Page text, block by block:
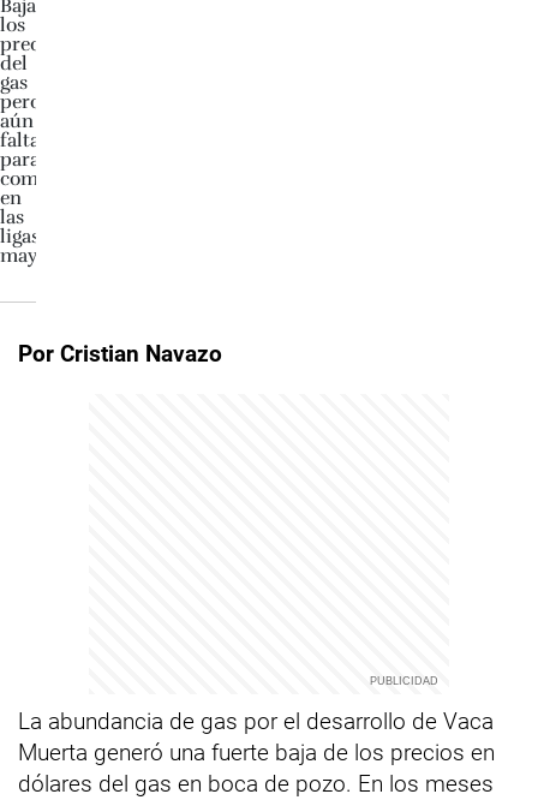
Por Cristian Navazo
La abundancia de gas por el desarrollo de Vaca
Muerta generó una fuerte baja de los precios en
dólares del gas en boca de pozo. En los meses